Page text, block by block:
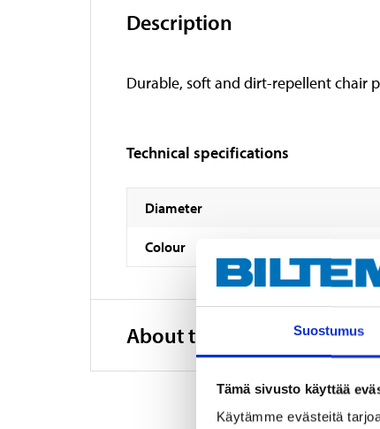
Suostumus
Tämä sivusto käyttää
Käytämme evästeitä
Description
Durable, soft and dirt-repellent chair
Technical specifications
Diameter
Colour
About the manufacturer